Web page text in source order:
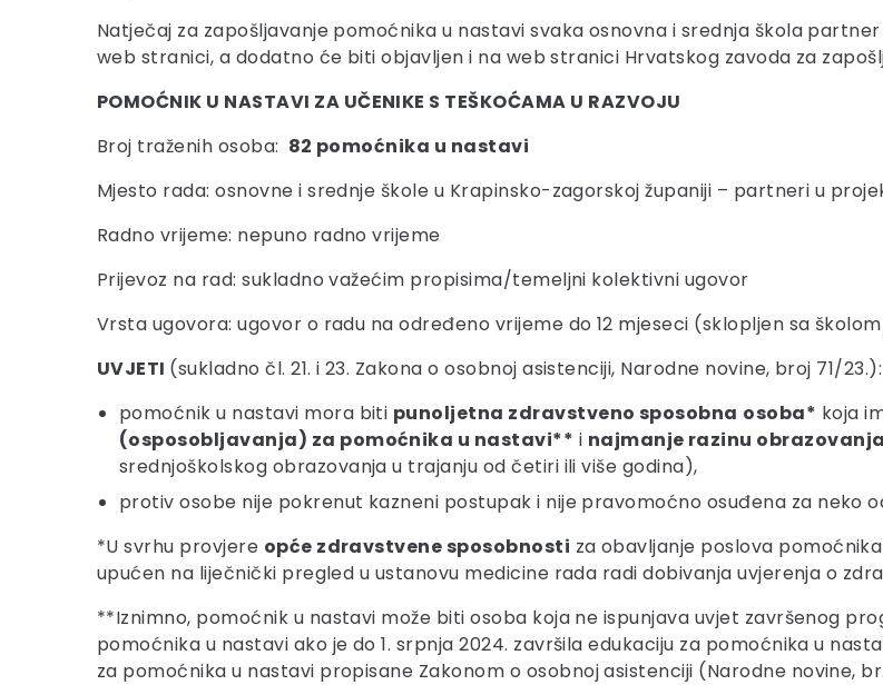
Natječaj za zapošljavanje pomoćnika u nastavi svaka osnovna i srednja škola
web stranici, a dodatno će biti objavljen i na web stranici Hrvatskog zavoda za
POMOĆNIK U NASTAVI ZA UČENIKE S TEŠKOĆAMA U RAZVOJU
Broj traženih osoba: 82 pomoćnika u nastavi
Mjesto rada: osnovne i srednje škole u Krapinsko-zagorskoj županiji – partneri u
Radno vrijeme: nepuno radno vrijeme
Prijevoz na rad: sukladno važećim propisima/temeljni kolektivni ugovor
Vrsta ugovora: ugovor o radu na određeno vrijeme do 12 mjeseci (sklopljen sa
UVJETI (sukladno čl. 21. i 23. Zakona o osobnoj asistenciji, Narodne novine, broj 71/23.):
pomoćnik u nastavi mora biti punoljetna zdravstveno sposobna osoba* koja
(osposobljavanja) za pomoćnika u nastavi** i najmanje razinu
srednjoškolskog obrazovanja u trajanju od četiri ili više godina),
protiv osobe nije pokrenut kazneni postupak i nije pravomoćno osuđena za neko
*U svrhu provjere opće zdravstvene sposobnosti za obavljanje poslova
upućen na liječnički pregled u ustanovu medicine rada radi dobivanja uvjerenja o
**Iznimno, pomoćnik u nastavi može biti osoba koja ne ispunjava uvjet završenog
pomoćnika u nastavi ako je do 1. srpnja 2024. završila edukaciju za pomoćnika u
za pomoćnika u nastavi propisane Zakonom o osobnoj asistenciji (Narodne novine,